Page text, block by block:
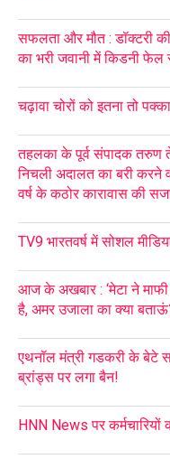
सफलता और मौत : डॉक्टरी
का भरी जवानी में किडनी
चढ़ावा चोरों को इतना तो
तहलका के पूर्व संपादक तरुण
निचली अदालत का बरी करने
वर्ष के कठोर कारावास की
TV9 भारतवर्ष में सोशल
आज के अखबार : ‘मेटा ने माफी
है, अमर उजाला का क्या
एथनॉल मंत्री गडकरी के बेटे
ब्रांड्स पर लगा बैन!
HNN News पर